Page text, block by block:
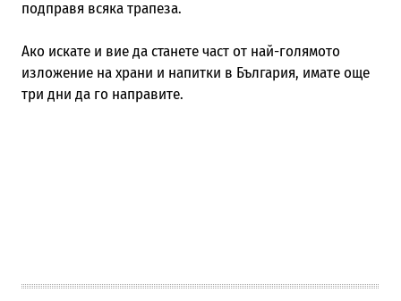
подправя всяка трапеза.
Ако искате и вие да станете част от най-голямото
изложение на храни и напитки в България, имате още
три дни да го направите.